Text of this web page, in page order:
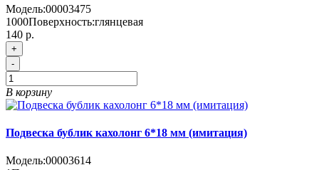
Модель:00003475
1000Поверхность:глянцевая
140 р.
+
-
В корзину
Подвеска бублик кахолонг 6*18 мм (имитация)
Модель:00003614